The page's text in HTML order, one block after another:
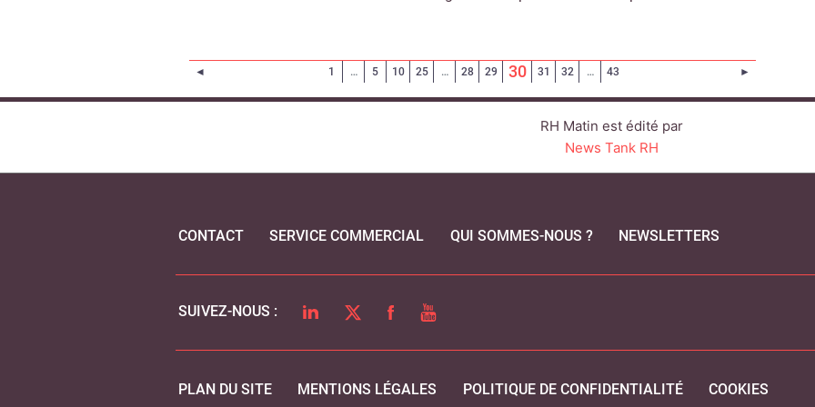
◄ 1 … 5 10 25 … 28 29 30(Page courante)
31 32 … 43 ►
RH Matin est édité par
News Tank RH
CONTACT SERVICE COMMERCIAL QUI SOMMES-NOUS ? NEWSLETTERS
SUIVEZ-NOUS : LINKEDINTWITTERFACEBOOK
YOUTUBE
PLAN DU SITE MENTIONS LÉGALES POLITIQUE DE CONFIDENTIALITÉ COOKIES